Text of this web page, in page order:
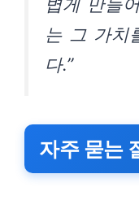
는 그 가치
다.”
자주 묻는